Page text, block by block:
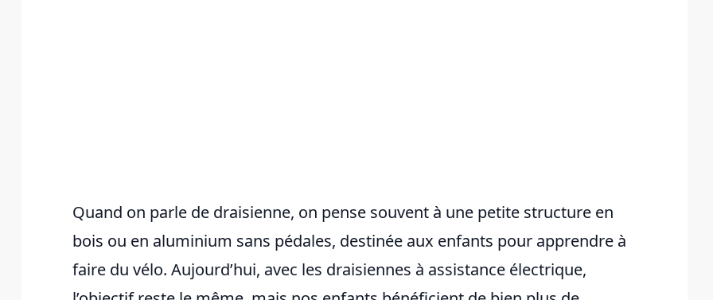
Quand on parle de draisienne, on pense souvent à une petite structure en
bois ou en aluminium sans pédales, destinée aux enfants pour apprendre à
faire du vélo. Aujourd’hui, avec les draisiennes à assistance électrique,